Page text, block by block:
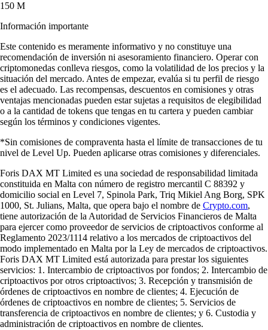
150 M
Información importante
Este contenido es meramente informativo y no constituye una
recomendación de inversión ni asesoramiento financiero. Operar con
criptomonedas conlleva riesgos, como la volatilidad de los precios y la
situación del mercado. Antes de empezar, evalúa si tu perfil de riesgo
es el adecuado. Las recompensas, descuentos en comisiones y otras
ventajas mencionadas pueden estar sujetas a requisitos de elegibilidad
o a la cantidad de tokens que tengas en tu cartera y pueden cambiar
según los términos y condiciones vigentes.
*Sin comisiones de compraventa hasta el límite de transacciones de tu
nivel de Level Up. Pueden aplicarse otras comisiones y diferenciales.
Foris DAX MT Limited es una sociedad de responsabilidad limitada
constituida en Malta con número de registro mercantil C 88392 y
domicilio social en Level 7, Spinola Park, Triq Mikiel Ang Borg, SPK
1000, St. Julians, Malta, que opera bajo el nombre de Crypto.com,
tiene autorización de la Autoridad de Servicios Financieros de Malta
para ejercer como proveedor de servicios de criptoactivos conforme al
Reglamento 2023/1114 relativo a los mercados de criptoactivos del
modo implementado en Malta por la Ley de mercados de criptoactivos.
Foris DAX MT Limited está autorizada para prestar los siguientes
servicios: 1. Intercambio de criptoactivos por fondos; 2. Intercambio de
criptoactivos por otros criptoactivos; 3. Recepción y transmisión de
órdenes de criptoactivos en nombre de clientes; 4. Ejecución de
órdenes de criptoactivos en nombre de clientes; 5. Servicios de
transferencia de criptoactivos en nombre de clientes; y 6. Custodia y
administración de criptoactivos en nombre de clientes.